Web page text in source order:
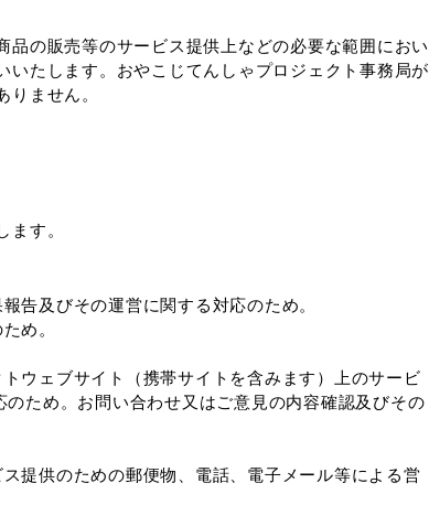
の販売等のサービス提供上などの必要な範囲におい
たします。おやこじてんしゃプロジェクト事務局が
ません。
す。
告及びその運営に関する対応のため。
め。
ウェブサイト（携帯サイトを含みます）上のサービ
ため。お問い合わせ又はご意見の内容確認及びその
提供のための郵便物、電話、電子メール等による営